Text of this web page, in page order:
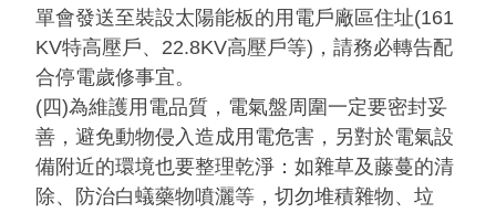
單會發送至裝設太陽能板的用電戶廠區住址(161
KV特高壓戶、22.8KV高壓戶等)，請務必轉告配
合停電歲修事宜。
(四)為維護用電品質，電氣盤周圍一定要密封妥
善，避免動物侵入造成用電危害，另對於電氣設
備附近的環境也要整理乾淨：如雜草及藤蔓的清
除、防治白蟻藥物噴灑等，切勿堆積雜物、垃